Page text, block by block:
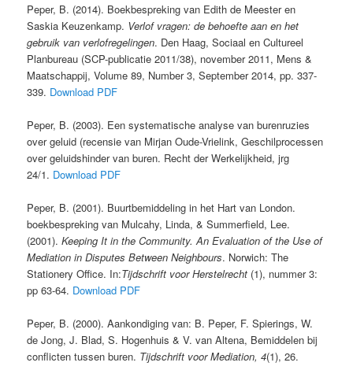
Peper, B. (2014). Boekbespreking van Edith de Meester en
Saskia Keuzenkamp. Verlof vragen: de behoefte aan en het
gebruik van verlofregelingen. Den Haag, Sociaal en Cultureel
Planbureau (SCP-publicatie 2011/38), november 2011, Mens &
Maatschappij, Volume 89, Number 3, September 2014, pp.337-
339. Download PDF
Peper, B. (2003). Een systematische analyse van burenruzies
over geluid (recensie van Mirjan Oude-Vrielink, Geschilprocessen
over geluidshinder van buren. Recht der Werkelijkheid, jrg
24/1. Download PDF
Peper, B. (2001). Buurtbemiddeling in het Hart van London.
boekbespreking van Mulcahy, Linda, & Summerfield, Lee.
(2001).Keeping It in the Community. An Evaluation of the Use of
Mediation in Disputes Between Neighbours. Norwich: The
Stationery Office. In:Tijdschrift voor Herstelrecht (1), nummer 3:
pp 63-64. Download PDF
Peper, B. (2000). Aankondiging van: B. Peper, F. Spierings, W.
de Jong, J. Blad, S. Hogenhuis & V. van Altena, Bemiddelen bij
conflicten tussen buren. Tijdschrift voor Mediation, 4(1), 26.